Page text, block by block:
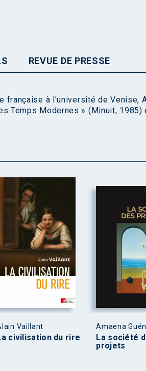
REVUE DE PRESSE
française à l'université de Venise,
Temps Modernes » (Minuit, 1985)
Vaillant
civilisation du rire
Amaena
La société
projets